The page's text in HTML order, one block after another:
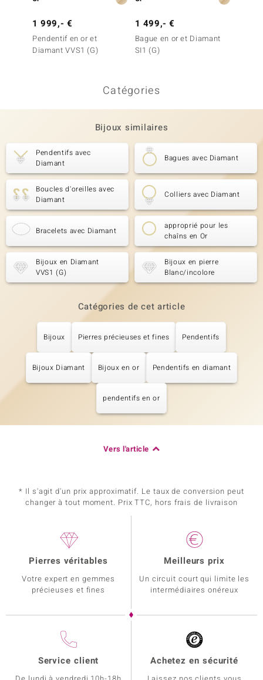
1 999,- €
Pendentif en or et
Diamant VVS1 (G)
1 499,- €
Bague en or et Diamant
SI1 (G)
Catégories
Bijoux similaires
Pendentifs avec
Diamant
Bagues avec Diamant
Boucles d'oreilles avec
Diamant
Colliers avec Diamant
Bracelets avec Diamant
approprié pour les
chaîns en Or
Bijoux en Diamant
VVS1 (G)
Bijoux en pierre
Blanc/incolore
Catégories de cet article
Bijoux Pierres précieuses et fines Pendentifs
Bijoux Diamant Bijoux en or Pendentifs en diamant
pendentifs en or
Vers l'article
* Il s'agit d'un prix approximatif. Le taux de conversion peut
changer à tout moment. Prix TTC, hors frais de livraison
Pierres véritables
Votre expert en gemmes
précieuses et fines
Meilleurs prix
Un circuit court qui limite les
intermédiaires onéreux
Service client Achetez en sécurité